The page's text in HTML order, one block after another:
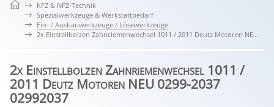
KFZ & NFZ-Technik
Spezialwerkzeuge & Werkstattbedarf
Ein- / Ausbauwerkzeuge / Lösewerkzeuge
2x Einstellbolzen Zahnriemenwechsel 1011 / 2011 Deutz Motoren NEU 0299-2037 02992037
2x Einstellbolzen Zahnriemenwechsel 1011 /
2011 Deutz Motoren NEU 0299-2037
02992037